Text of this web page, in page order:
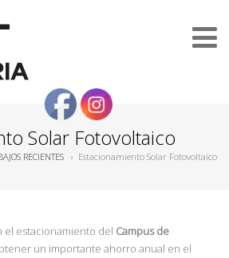
Solar Fotovoltaico
RECIENTES › Estacionamiento Solar Fotovoltaico
estacionamiento del Campus de
un importante ahorro anual en el